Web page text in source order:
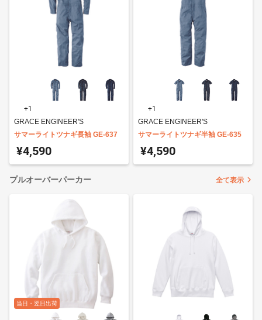
+1
GRACE ENGINEER'S
サマーライトツナギ長袖 GE-637
¥4,590
+1
GRACE ENGINEER'S
サマーライトツナギ半袖 GE-635
¥4,590
プルオーバーパーカー 全て表示
当日・翌日出荷